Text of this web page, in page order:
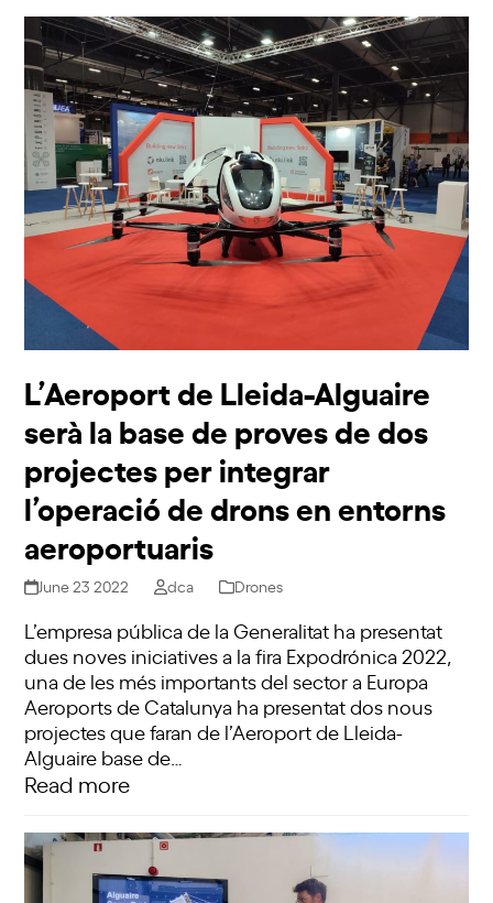
L’Aeroport de Lleida-Alguaire
serà la base de proves de dos
projectes per integrar
l’operació de drons en entorns
aeroportuaris
June 23 2022 dca Drones
L’empresa pública de la Generalitat ha presentat
dues noves iniciatives a la fira Expodrónica 2022,
una de les més importants del sector a Europa
Aeroports de Catalunya ha presentat dos nous
projectes que faran de l’Aeroport de Lleida-
Alguaire base de…
Read more